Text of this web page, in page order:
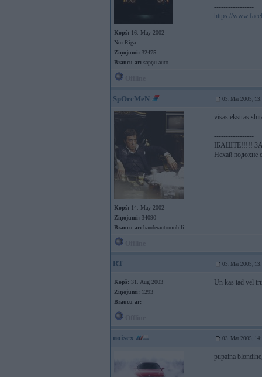
Kopš: 16. May 2002
No: Rīga
Ziņojumi: 32475
Braucu ar: sapņu auto
-----------------
https://
SpOrcMeN 03. Mar 2005,
Kopš: 14. May 2002
Ziņojumi: 34090
Braucu ar: banderautomobili
visas ekstras
-----------------
ІБАШТЕ!!!!!
Нехай подохне
RT 03. Mar 2005,
Kopš: 31. Aug 2003
Ziņojumi: 1293
Braucu ar:
Un kas tad vēl
noisex 03. Mar 2005,
pupaina
-----------------